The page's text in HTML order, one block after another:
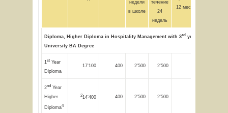
недели
в школе
течение
24
недель
12 месяцев
Diploma, Higher Diploma in Hospitality Management with 3rdyear Robert
University BA Degree
1stYear
Diploma
17'100 400 2'500 2'500
2ndYear
Higher
Diploma4
214'400 400 2'500 2'500